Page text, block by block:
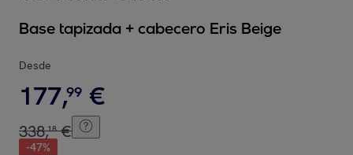
Base tapizada + cabecero Eris Beige
Desde
177,99 €
338,18 €
-47%